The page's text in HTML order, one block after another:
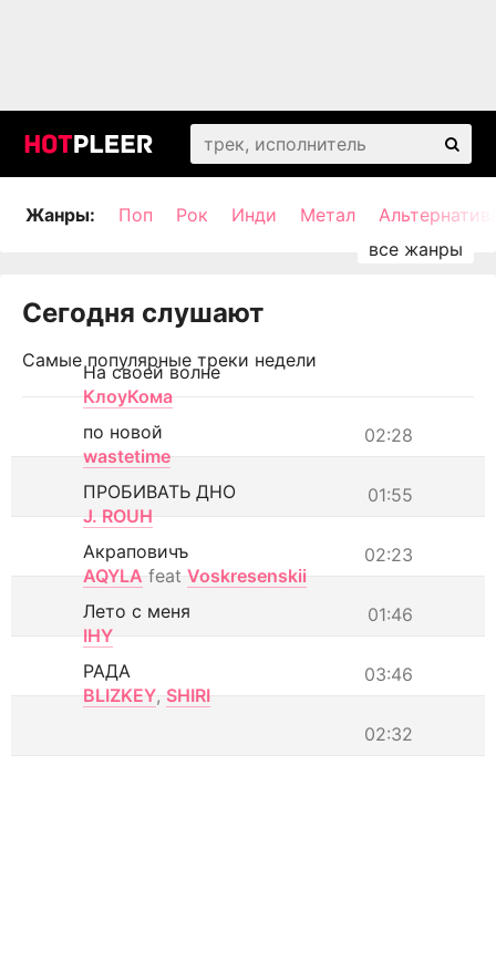
Жанры: Поп Рок Инди Метал
Сегодня слушают
Самые популярные треки недели
На своей волне
КлоуКома
02:28
по новой
wastetime
01:55
ПРОБИВАТЬ ДНО
J. ROUH
02:23
Акраповичъ
AQYLA feat Voskresenskii
01:46
Лето с меня
IHY
03:46
РАДА
BLIZKEY, SHIRI
02:32